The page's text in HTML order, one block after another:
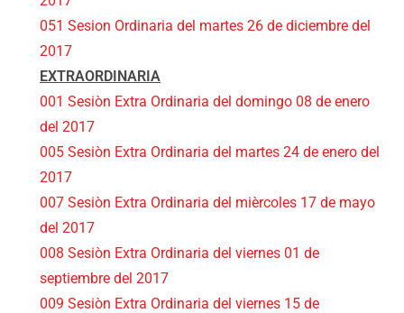
051 Sesion Ordinaria del martes 26 de diciembre del
2017
EXTRAORDINARIA
001 Sesiòn Extra Ordinaria del domingo 08 de enero
del 2017
005 Sesiòn Extra Ordinaria del martes 24 de enero del
2017
007 Sesiòn Extra Ordinaria del mièrcoles 17 de mayo
del 2017
008 Sesiòn Extra Ordinaria del viernes 01 de
septiembre del 2017
009 Sesiòn Extra Ordinaria del viernes 15 de